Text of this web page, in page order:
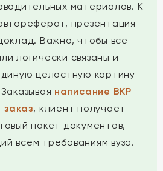
материалов. К
презентация
Важно, чтобы все
логически связаны и
целостную картину
написание ВКР
заказ, клиент получает
пакет документов,
всем требованиям вуза.